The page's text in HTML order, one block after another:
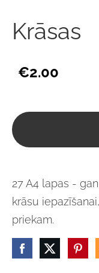
Krāsas
€2.00
27 A4 lapas -
krāsu
priekam.